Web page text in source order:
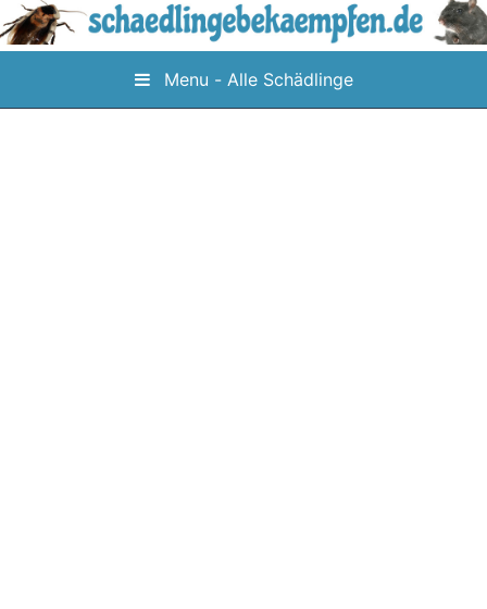
Skip
to
Menu - Alle Schädlinge